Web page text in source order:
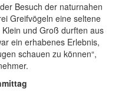
Besuch der natur­nahen
Greif­vögeln eine seltene
und Groß durften aus
ein erhabenes Erlebnis,
schauen zu können“,